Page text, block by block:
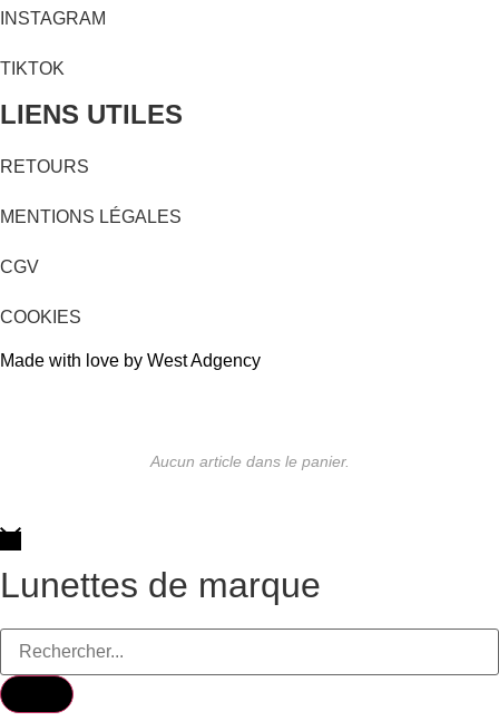
INSTAGRAM
TIKTOK
LIENS UTILES
RETOURS
MENTIONS LÉGALES
CGV
COOKIES
Made with love by West Adgency
Aucun article dans le panier.
Lunettes de marque